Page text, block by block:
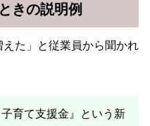
きの説明例
えた」と従業員から聞かれ
育て支援金』という新